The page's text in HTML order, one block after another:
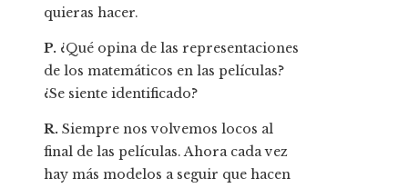
quieras hacer.
P. ¿Qué opina de las representaciones
de los matemáticos en las películas?
¿Se siente identificado?
R. Siempre nos volvemos locos al
final de las películas. Ahora cada vez
hay más modelos a seguir que hacen